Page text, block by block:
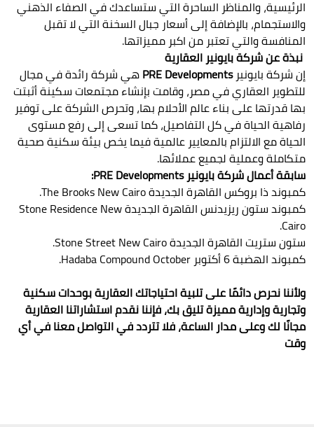
الرئيسية، والمناظر الساحرة التي ستساعدك في الصفاء الذهني
والاستجمام، بالإضافة إلى أسعار جبال السخنة التي لا تقبل
المنافسة والتي تعتبر من اكبر مميزاتها.
نبذة عن شركة بايونير العقارية
إن شركة بايونيرPRE Developmentsهي شركة رائدة في مجال
للتطوير العقاري في مصر، وقامت بإنشاء مجتمعات سكينة أثبتت
بها قدرتها على بناء عالم الأحلام بها، وتحرص الشركة على توفير
رفاهية الحياة في كل التفاصيل، كما تسعى إلى رفع مستوى
الحياة مع الالتزام بالمعايير عالمية فيما يخص بيئة سكنية صحية
متكاملة وعملية لجميع عملائها.
سابقة أعمال شركة بايونير PRE Developments:
كمبوند ذا بروكس القاهرة الجديدة The Brooks New Cairo.
كمبوند ستون ريزيدنس القاهرة الجديدة Stone Residence New
Cairo.
ستون ستريت القاهرة الجديدة Stone Street New Cairo.
كمبوند الهضبة 6 أكتوبر Hadaba Compound October.
ولأننا نحرص دائمًا على تلبية احتياجاتك العقارية بوحدات سكنية
وتجارية وإدارية مميزة تليق بك، فإننا نقدم استشاراتنا العقارية
مجانًا لك وعلى مدار الساعة، فلا تتردد في التواصل معنا في أي
وقت